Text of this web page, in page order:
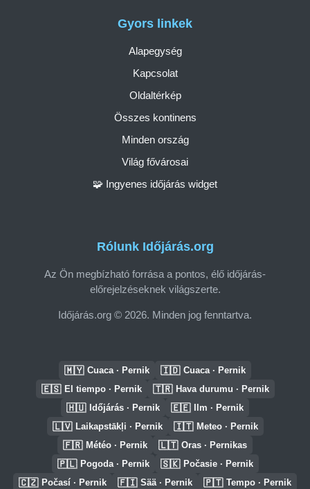
Rólunk Időjárás.org
Az Ön megbízható forrása a pontos, élő időjárás-
előrejelzéseknek világszerte.
Időjárás.org © 2026. Minden jog fenntartva.
Gyors linkek
Alapegység
Kapcsolat
Oldaltérkép
Összes kontinens
Minden ország
Világ fővárosai
🧩 Ingyenes időjárás widget
🇲🇾 Cuaca · Pernik 🇮🇩 Cuaca · Pernik
🇪🇸 El tiempo · Pernik 🇹🇷 Hava durumu · Pernik
🇭🇺 Időjárás · Pernik 🇪🇪 Ilm · Pernik
🇱🇻 Laikapstākļi · Pernik 🇮🇹 Meteo · Pernik
🇫🇷 Météo · Pernik 🇱🇹 Oras · Pernikas
🇵🇱 Pogoda · Pernik 🇸🇰 Počasie · Pernik
🇨🇿 Počasí · Pernik 🇫🇮 Sää · Pernik 🇵🇹 Tempo · Pernik